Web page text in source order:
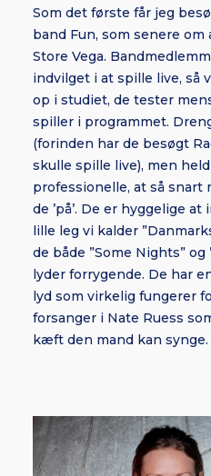
Som det første får jeg
band Fun, som senere
Store Vega.
indvilget i at spille live, så
op i studiet, de tester
spiller i programmet.
(forinden har de besøgt
skulle spille live), men
professionelle, at så
de ’på’. De er hyggelige
lille leg vi kalder
de både ”Some Nights” og
lyder forrygende. De har
lyd som virkelig fungerer
forsanger i Nate Ruess
kæft den mand kan synge.